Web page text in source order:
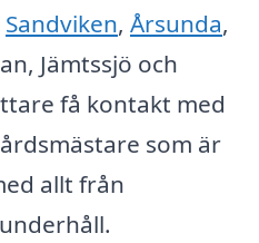
Sandviken, Årsunda,
Jämtssjö och
få kontakt med
som är
allt från